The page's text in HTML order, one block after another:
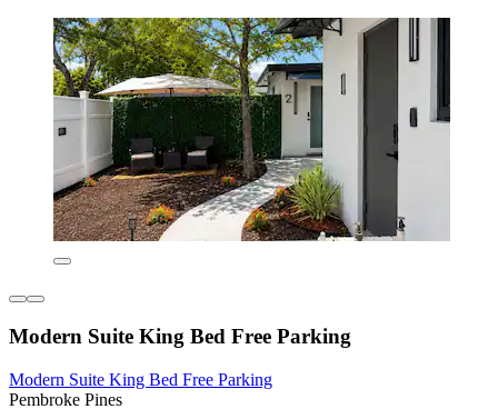
Modern Suite King Bed Free Parking
Modern Suite King Bed Free Parking
Pembroke Pines